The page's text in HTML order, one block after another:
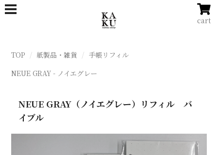
cart
TOP 紙製品・雑貨
手帳リフィル
NEUE GRAY - ノイエグレー
NEUE GRAY（ノイエグレー）リフィル バ
イブル